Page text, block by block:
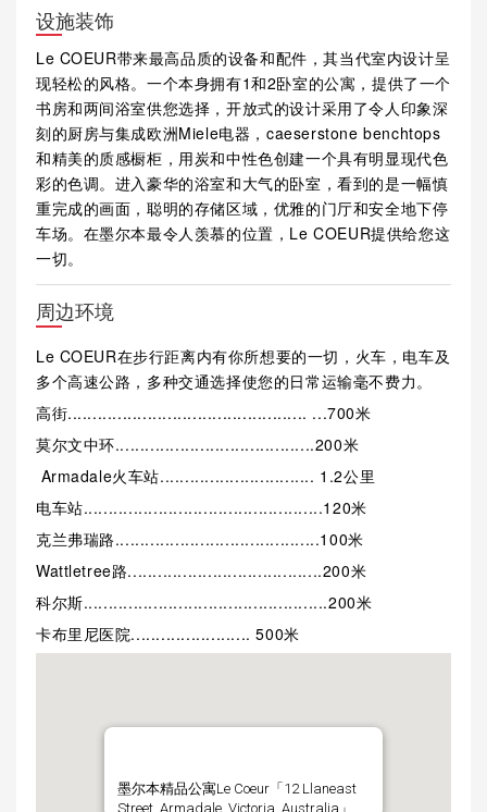
设施装饰
Le COEUR带来最高品质的设备和配件，其当代室内设计呈
现轻松的风格。一个本身拥有1和2卧室的公寓，提供了一个
书房和两间浴室供您选择，开放式的设计采用了令人印象深
刻的厨房与集成欧洲Miele电器，caeserstone benchtops
和精美的质感橱柜，用炭和中性色创建一个具有明显现代色
彩的色调。进入豪华的浴室和大气的卧室，看到的是一幅慎
重完成的画面，聪明的存储区域，优雅的门厅和安全地下停
车场。在墨尔本最令人羡慕的位置，Le COEUR提供给您这
一切。
周边环境
Le COEUR在步行距离内有你所想要的一切，火车，电车及
多个高速公路，多种交通选择使您的日常运输毫不费力。
高街................................................ ...700米
莫尔文中环........................................200米
Armadale火车站............................... 1.2公里
电车站................................................120米
克兰弗瑞路.........................................100米
Wattletree路.......................................200米
科尔斯.................................................200米
卡布里尼医院........................ 500米
墨尔本精品公寓Le Coeur「12 Llaneast
Street, Armadale, Victoria, Australia」